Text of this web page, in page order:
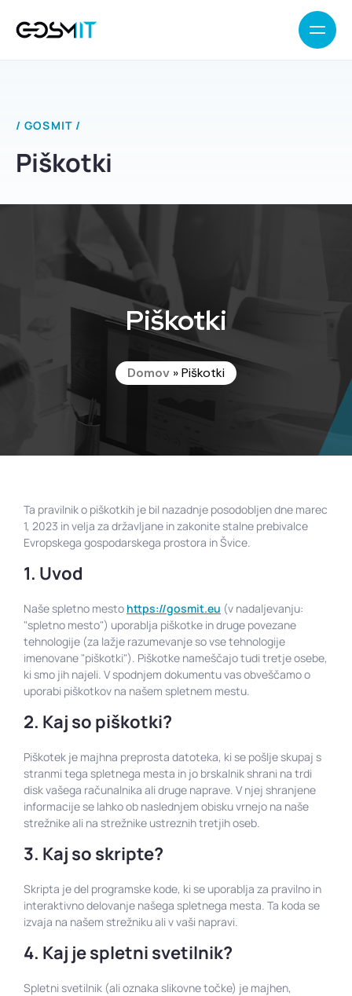
/ GOSMIT /
Piškotki
Piškotki
Domov »Piškotki
Ta pravilnik o piškotkih je bil nazadnje posodobljen dne marec
1, 2023 in velja za državljane in zakonite stalne prebivalce
Evropskega gospodarskega prostora in Švice.
1. Uvod
Naše spletno mesto https://gosmit.eu (v nadaljevanju:
"spletno mesto") uporablja piškotke in druge povezane
tehnologije (za lažje razumevanje so vse tehnologije
imenovane "piškotki"). Piškotke nameščajo tudi tretje osebe,
ki smo jih najeli. V spodnjem dokumentu vas obveščamo o
uporabi piškotkov na našem spletnem mestu.
2. Kaj so piškotki?
Piškotek je majhna preprosta datoteka, ki se pošlje skupaj s
stranmi tega spletnega mesta in jo brskalnik shrani na trdi
disk vašega računalnika ali druge naprave. V njej shranjene
informacije se lahko ob naslednjem obisku vrnejo na naše
strežnike ali na strežnike ustreznih tretjih oseb.
3. Kaj so skripte?
Skripta je del programske kode, ki se uporablja za pravilno in
interaktivno delovanje našega spletnega mesta. Ta koda se
izvaja na našem strežniku ali v vaši napravi.
4. Kaj je spletni svetilnik?
Spletni svetilnik (ali oznaka slikovne točke) je majhen,